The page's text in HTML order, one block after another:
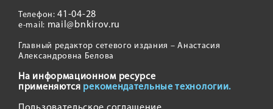
Телефон:41-04-28
e-mail: mail@bnkirov.ru
Главный редактор сетевого издания – Анастасия
Александровна Белова
На информационном ресурсе
применяются рекомендательные технологии.